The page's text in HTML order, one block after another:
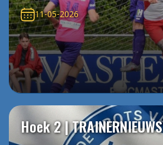
11-05-2026
Hoek 2 | TRAINERNIEUWS